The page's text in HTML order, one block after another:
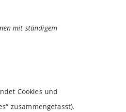
mit ständigem
Cookies und
zusammengefasst).